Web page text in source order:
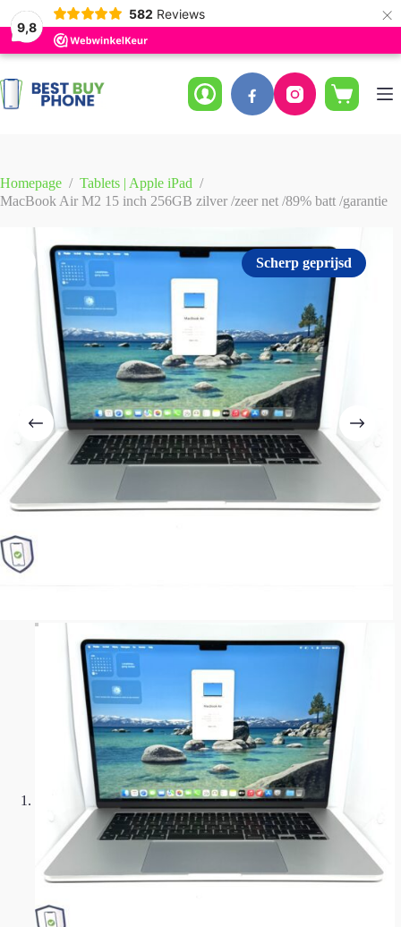
9,8
582 Reviews ×
Ga
naar
de
inhoud
Homepage / Tablets | Apple iPad /
MacBook Air M2 15 inch 256GB zilver /zeer net /89% batt /garantie
Scherp geprijsd